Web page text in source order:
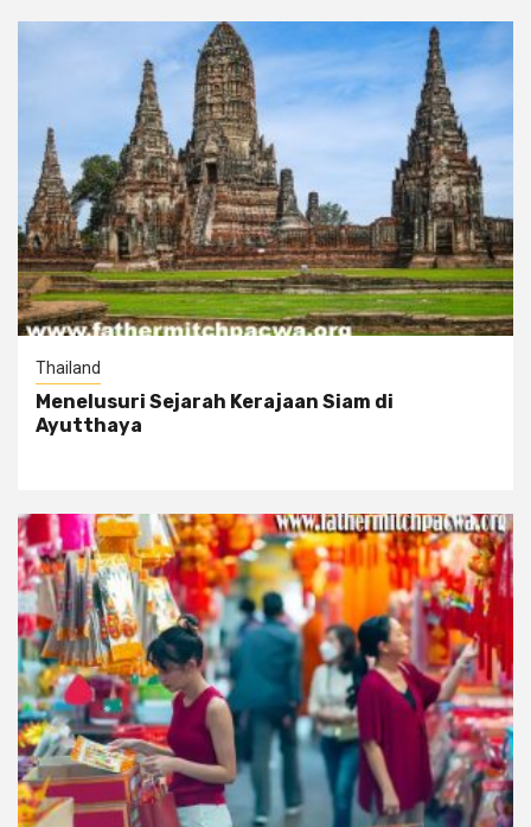
Thailand
Menelusuri Sejarah Kerajaan Siam di
Ayutthaya